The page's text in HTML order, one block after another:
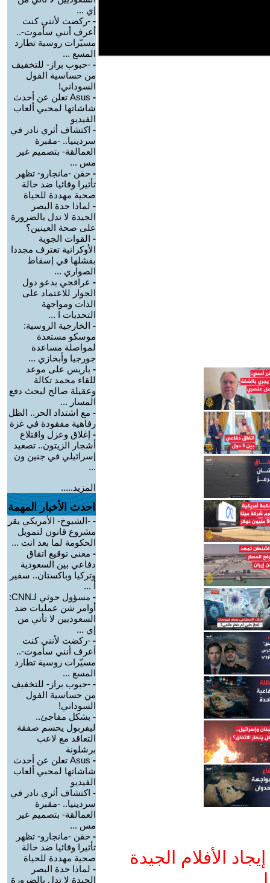
الأفلام الجيدة
إي ...
- -ركضت لأنني كنت
أعرف أنني سأموت-..
مسيّرات روسية تطارد
المسع ...
- -حبوب براز- للتخفيف
من حساسية الفول
السوداني!
-
Asus تعلن عن أحدث
شاشاتها لمحبي ألعاب
الفيديو
- اكتشاف أثري نادر في
سردينيا.. -مقبرة
العمالقة- بتصميم غير
مس ...
- حقن -مانجارو- تظهر
تأثيرا وقائيا ضد حالة
صحية مهددة للحياة
- لماذا حدة البصر
الجيدة لا تدل بالضرورة
على صحة العينين؟
- القوات الجوية
الأوكرانية تعترف مجددا
بفشلها في إسقاط
الصواري ...
- عراقجي يدعو دول
الجوار للاعتماد على
الذات ومواجهة
التحديات ا ...
- الخارجية الروسية:
موسكو مستعدة
لمواصلة مساعدة
جورجيا وأبخازي ...
- باريس على موعد
للقاء محمد تكالة
وعقيلة صالح لبحث دفع
المسار ...
- مع اشتداد الحر.. الظل
رفاهية مفقودة في غزة
- إغلاق وعزل واقتلاع
أشجار الزيتون.. تصعيد
إسرائيلي في جنين ون
...
المزيد.....
احدث الأخبار المهمة
- -الشيوخ- الأمريكي يقر
مشروع قانون لتمويل
الحكومة لما بعد انت ...
- معنى توقيع اتفاق
دفاعي بين السعودية
وتركيا وباكستان.. سفير
أ ...
-
مسؤول حوثي لـCNN:
أوامر شن عمليات ضد
السعوديين لا تأتي من
إي ...
- -ركضت لأنني كنت
أعرف أنني سأموت-..
مسيّرات روسية تطارد
المسع ...
- -حبوب براز- للتخفيف
من حساسية الفول
السوداني!
- بشكل مفاجئ..
ليفربول يحسم صفقة
التعاقد مع لاعب
برشلونة
-
Asus تعلن عن أحدث
شاشاتها لمحبي ألعاب
الفيديو
- اكتشاف أثري نادر في
سردينيا.. -مقبرة
العمالقة- بتصميم غير
مس ...
- حقن -مانجارو- تظهر
تأثيرا وقائيا ضد حالة
صحية مهددة للحياة
- لماذا حدة البصر
الجيدة لا تدل بالضرورة